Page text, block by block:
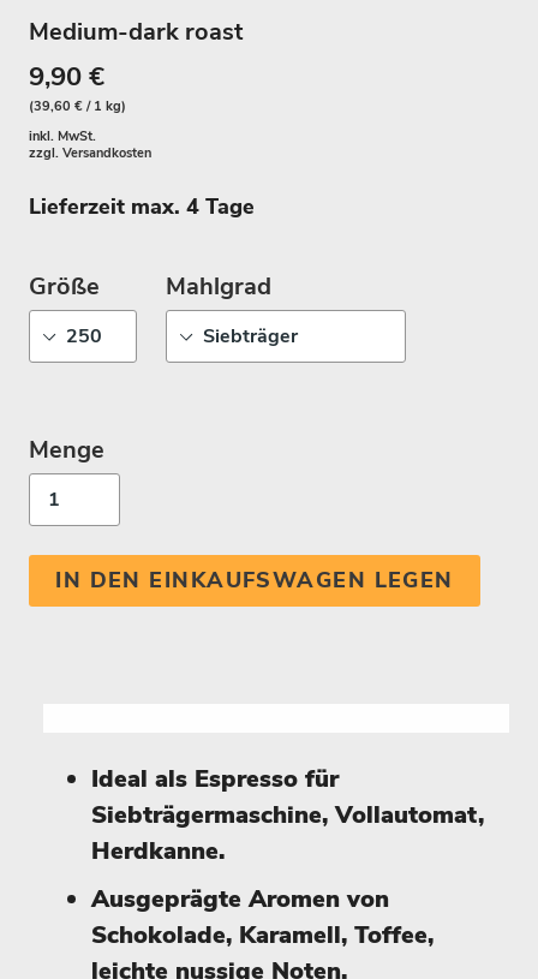
Medium-dark roast
9,90 €
(39,60 € / 1 kg)
inkl. MwSt.
zzgl. Versandkosten
Lieferzeit max. 4 Tage
Größe Mahlgrad
Menge
IN DEN EINKAUFSWAGEN LEGEN
Ideal als Espresso für
Siebträgermaschine, Vollautomat,
Herdkanne.
Ausgeprägte Aromen von
Schokolade, Karamell, Toffee,
leichte nussige Noten.